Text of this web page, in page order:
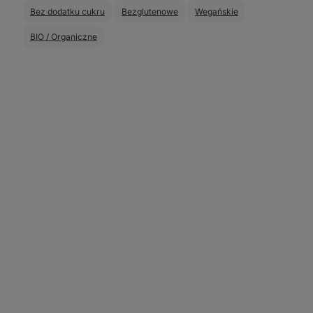
Bez dodatku cukru Bezglutenowe Wegańskie
BIO / Organiczne